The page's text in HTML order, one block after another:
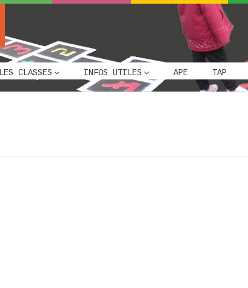
LES CLASSES INFOS UTILES APE TAP